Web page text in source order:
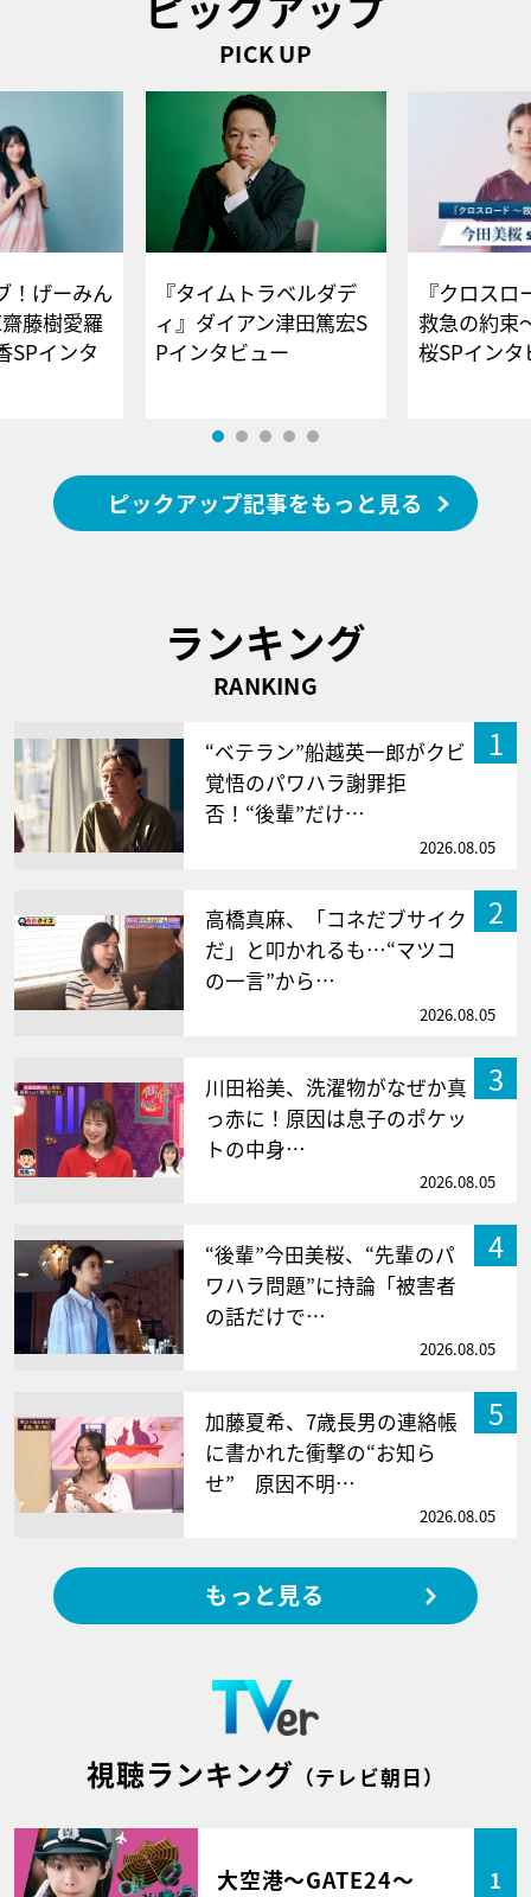
PICK UP
！げーみん
藤樹愛羅
SPインタ
『タイムトラベルダデ
ィ』ダイアン津田篤宏S
Pインタビュー
『クロス
救急の約束
桜SPイ
ピックアップ記事をもっと見る
ランキング
RANKING
1
“ベテラン”船越英一郎がクビ
覚悟のパワハラ謝罪拒
否！“後輩”だけ…
2026.08.05
2
高橋真麻、「コネだブサイク
だ」と叩かれるも…“マツコ
の一言”から…
2026.08.05
3
川田裕美、洗濯物がなぜか真
っ赤に！原因は息子のポケッ
トの中身…
2026.08.05
4
“後輩”今田美桜、“先輩のパ
ワハラ問題”に持論「被害者
の話だけで…
2026.08.05
5
加藤夏希、7歳長男の連絡帳
に書かれた衝撃の“お知ら
せ” 原因不明…
2026.08.05
もっと見る
視聴ランキング （テレビ朝日）
大空港～GATE24～ 1